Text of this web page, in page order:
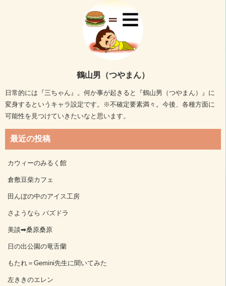
鶴山男（つやまん）
日常的には『三ちゃん』。何か事が起きると『鶴山男（つやまん）』に
変身するというキャラ設定です。※不確定要素満々。今後、各種方面に
可能性を見つけていきたいなと思います。
最近の投稿
カウィーのみるく館
倉敷豆柴カフェ
田んぼの中のアイス工房
さようなら パズドラ
美談➡桑原桑原
日の出公園の竜舌蘭
もたれ＝Gemini先生に聞いてみた
左ききのエレン